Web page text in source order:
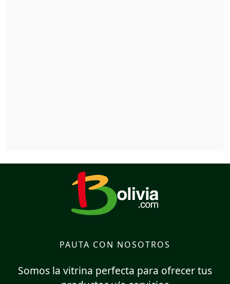
PAUTA CON NOSOTROS
Somos la vitrina perfecta para ofrecer tus